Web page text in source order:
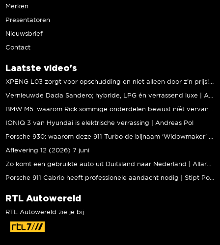
Merken
Presentatoren
Nieuwsbrief
Contact
Laatste video's
XPENG L03 zorgt voor opschudding en niet alleen door z’n prijs! | Jeroen Mul
Vernieuwde Dacia Sandero; hybride, LPG én verrassend luxe | Andreas Pol
BMW M5: waarom Rick sommige onderdelen bewust níét vervangt | Stipt Polish Point
IONIQ 3 van Hyundai is elektrische verrassing | Andreas Pol
Porsche 930: waarom deze 911 Turbo de bijnaam ‘Widowmaker’ kreeg | Gallery Aaldering
Aflevering 12 (2026) 7 juni
Zo komt een gebruikte auto uit Duitsland naar Nederland | Allard Kalff
Porsche 911 Cabrio heeft professionele aandacht nodig | Stipt Polish Point
RTL Autowereld
RTL Autowereld zie je bij